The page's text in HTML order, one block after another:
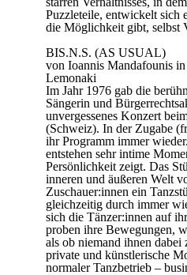
Puzzleteile, entwickelt sich
die Möglichkeit gibt, selbst
BIS.N.S. (AS USUAL)
von Ioannis Mandafounis
Lemonaki
Im Jahr 1976 gab die
Sängerin und
unvergessenes Konzert
(Schweiz). In der Zugabe
ihr Programm immer
entstehen sehr intime
Persönlichkeit zeigt. Das
inneren und äußeren Welt
Zuschauer:innen ein
gleichzeitig durch immer
sich die Tänzer:innen auf
proben ihre Bewegungen,
als ob niemand ihnen
private und künstlerische
normaler Tanzbetrieb –